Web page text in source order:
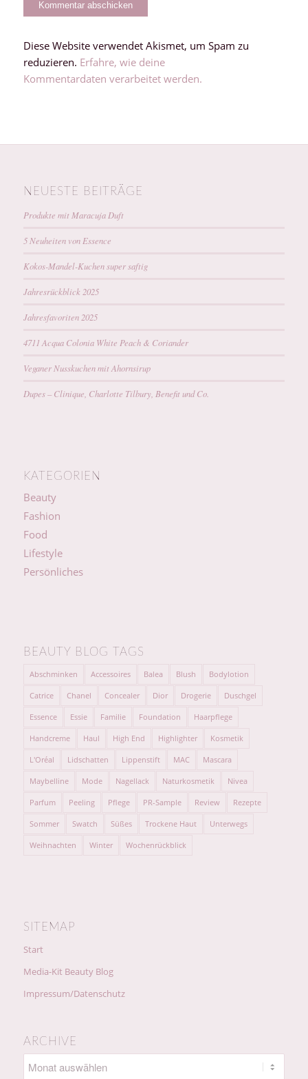
Diese Website verwendet Akismet, um Spam zu
reduzieren. Erfahre, wie deine
Kommentardaten verarbeitet werden.
NEUESTE BEITRÄGE
Produkte mit Maracuja Duft
5 Neuheiten von Essence
Kokos-Mandel-Kuchen super saftig
Jahresrückblick 2025
Jahresfavoriten 2025
4711 Acqua Colonia White Peach & Coriander
Veganer Nusskuchen mit Ahornsirup
Dupes – Clinique, Charlotte Tilbury, Benefit und Co.
KATEGORIEN
Beauty
Fashion
Food
Lifestyle
Persönliches
BEAUTY BLOG TAGS
Abschminken Accessoires Balea Blush Bodylotion
Catrice Chanel Concealer Dior Drogerie Duschgel
Essence Essie Familie Foundation Haarpflege
Handcreme Haul High End Highlighter Kosmetik
L'Oréal Lidschatten Lippenstift MAC Mascara
Maybelline Mode Nagellack Naturkosmetik Nivea
Parfum Peeling Pflege PR-Sample Review Rezepte
Sommer Swatch Süßes Trockene Haut Unterwegs
Weihnachten Winter Wochenrückblick
SITEMAP
Start
Media-Kit Beauty Blog
Impressum/Datenschutz
ARCHIVE